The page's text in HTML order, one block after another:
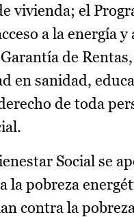
vivienda; el
a la energía
de
en sanidad,
de toda
Social se
la pobreza
contra la